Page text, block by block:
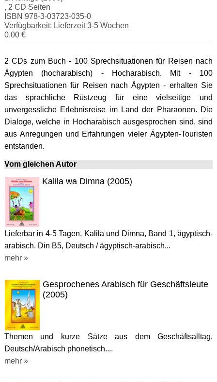
, 2 CD Seiten
ISBN 978-3-03723-035-0
Verfügbarkeit: Lieferzeit 3-5 Wochen
0.00 €
2 CDs zum Buch - 100 Sprechsituationen für Reisen nach
Ägypten (hocharabisch) - Hocharabisch. Mit - 100
Sprechsituationen für Reisen nach Ägypten - erhalten Sie
das sprachliche Rüstzeug für eine vielseitige und
unvergessliche Erlebnisreise im Land der Pharaonen. Die
Dialoge, welche in Hocharabisch ausgesprochen sind, sind
aus Anregungen und Erfahrungen vieler Ägypten-Touristen
entstanden.
Vom gleichen Autor
Kalila wa Dimna (2005)
Lieferbar in 4-5 Tagen. Kalila und Dimna, Band 1, ägyptisch-
arabisch. Din B5, Deutsch / ägyptisch-arabisch...
mehr »
Gesprochenes Arabisch für Geschäftsleute
(2005)
Themen und kurze Sätze aus dem Geschäftsalltag.
Deutsch/Arabisch phonetisch....
mehr »